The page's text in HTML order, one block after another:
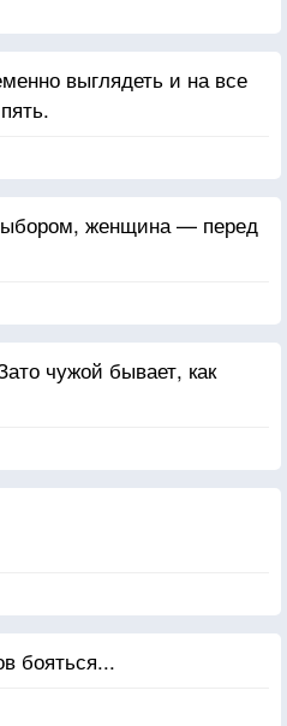
выглядеть и на все
женщина — перед
чужой бывает, как
бояться...